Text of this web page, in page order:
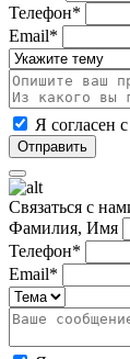
Телефон*
Email*
Я согласен с
Связаться с
Фамилия, Имя
Телефон*
Email*